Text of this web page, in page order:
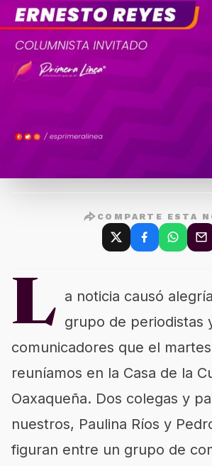
COMPARTE ESTA
L a noticia causó
grupo de periodistas
comunicadores que el
reuníamos en la Casa de la
Oaxaqueña. Dos colegas y
nuestros, Paulina Ríos y
figuran entre un grupo de